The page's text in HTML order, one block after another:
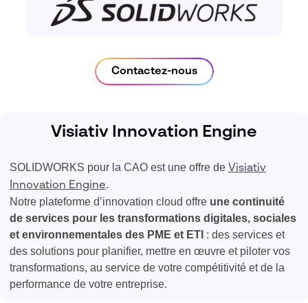
Contactez-nous
Visiativ Innovation Engine
SOLIDWORKS pour la CAO est une offre de Visiativ
Innovation Engine.
Notre plateforme d’innovation cloud offre une continuité
de services pour les transformations digitales, sociales
et environnementales des PME et ETI : ​des services et
des solutions pour planifier, mettre en œuvre et piloter vos
transformations, au service de votre compétitivité et de la
performance de votre entreprise.